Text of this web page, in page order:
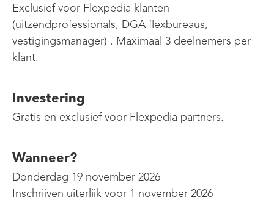
Exclusief voor Flexpedia klanten
(uitzendprofessionals, DGA flexbureaus,
vestigingsmanager) . Maximaal 3 deelnemers per
klant.
Investering
Gratis en exclusief voor Flexpedia partners.
Wanneer?
Donderdag 19 november 2026
Inschrijven uiterlijk voor 1 november 2026